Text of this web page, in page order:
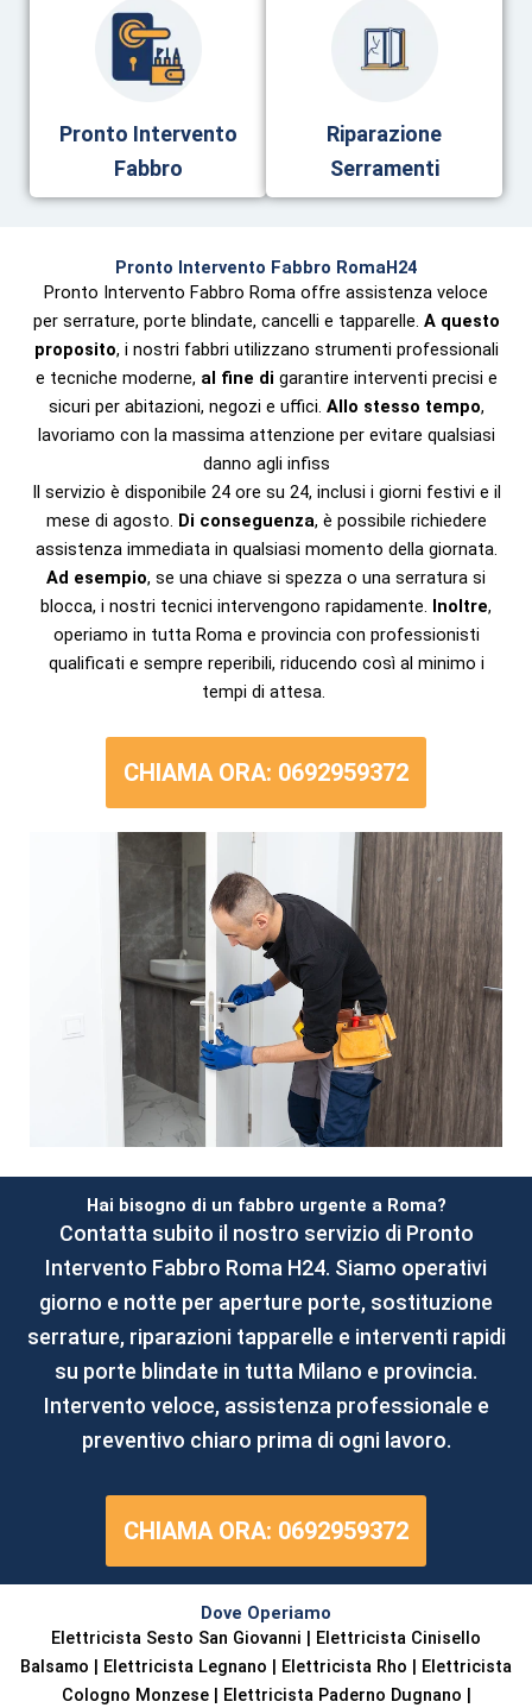
Pronto Intervento
Fabbro
Riparazione
Serramenti
Pronto Intervento Fabbro RomaH24
Pronto Intervento Fabbro Roma offre assistenza veloce
per serrature, porte blindate, cancelli e tapparelle. A questo
proposito, i nostri fabbri utilizzano strumenti professionali
e tecniche moderne, al fine di garantire interventi precisi e
sicuri per abitazioni, negozi e uffici. Allo stesso tempo,
lavoriamo con la massima attenzione per evitare qualsiasi
danno agli infiss
Il servizio è disponibile 24 ore su 24, inclusi i giorni festivi e il
mese di agosto. Di conseguenza, è possibile richiedere
assistenza immediata in qualsiasi momento della giornata.
Ad esempio, se una chiave si spezza o una serratura si
blocca, i nostri tecnici intervengono rapidamente. Inoltre,
operiamo in tutta Roma e provincia con professionisti
qualificati e sempre reperibili, riducendo così al minimo i
tempi di attesa.
CHIAMA ORA: 0692959372
Hai bisogno di un fabbro urgente a Roma?
Contatta subito il nostro servizio di Pronto
Intervento Fabbro Roma H24. Siamo operativi
giorno e notte per aperture porte, sostituzione
serrature, riparazioni tapparelle e interventi rapidi
su porte blindate in tutta Milano e provincia.
Intervento veloce, assistenza professionale e
preventivo chiaro prima di ogni lavoro.
CHIAMA ORA: 0692959372
Dove Operiamo
Elettricista Sesto San Giovanni | Elettricista Cinisello
Balsamo | Elettricista Legnano | Elettricista Rho | Elettricista
Cologno Monzese | Elettricista Paderno Dugnano |